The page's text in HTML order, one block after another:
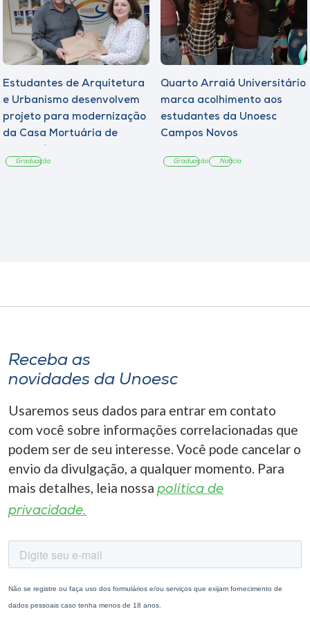
Estudantes de Arquitetura
e Urbanismo desenvolvem
projeto para modernização
da Casa Mortuária de
Graduação
Quarto Arraiá Universitário
marca acolhimento aos
estudantes da Unoesc
Campos Novos
Graduação Notícia
Receba as
novidades da Unoesc
Usaremos seus dados para entrar em contato
com você sobre informações correlacionadas que
podem ser de seu interesse. Você pode cancelar o
envio da divulgação, a qualquer momento. Para
mais detalhes, leia nossa política de
privacidade.